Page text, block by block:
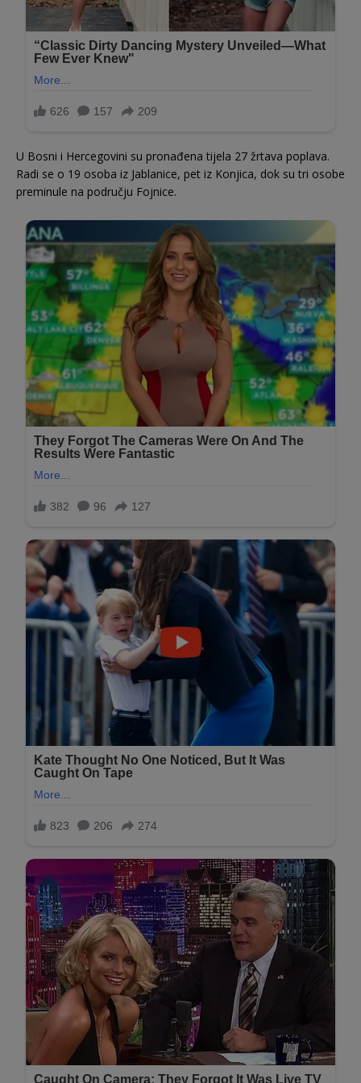
U Bosni i Hercegovini su pronađena tijela 27 žrtava poplava.
Radi se o 19 osoba iz Jablanice, pet iz Konjica, dok su tri osobe
preminule na području Fojnice.